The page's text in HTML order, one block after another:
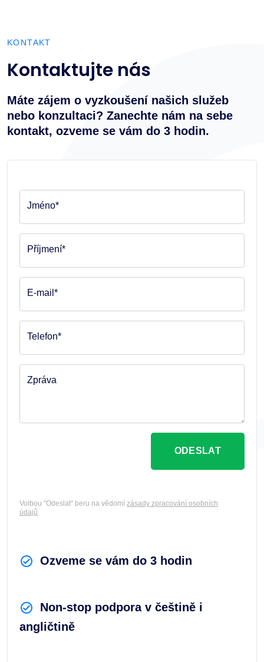
KONTAKT
Kontaktujte nás
Máte zájem o vyzkoušení našich služeb
nebo konzultaci? Zanechte nám na sebe
kontakt, ozveme se vám do 3 hodin.
Ozveme se vám do 3 hodin
Non-stop podpora v češtině i
angličtině
Jméno*
Příjmení*
E-mail*
Telefon*
Zpráva
ODESLAT
Volbou "Odeslat" beru na vědomí zásady zpracování osobních
údajů